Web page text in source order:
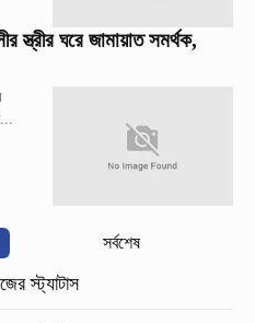
স্ত্রীর ঘরে জামায়াত সমর্থক,
সর্বশেষ
স্ট্যাটাস